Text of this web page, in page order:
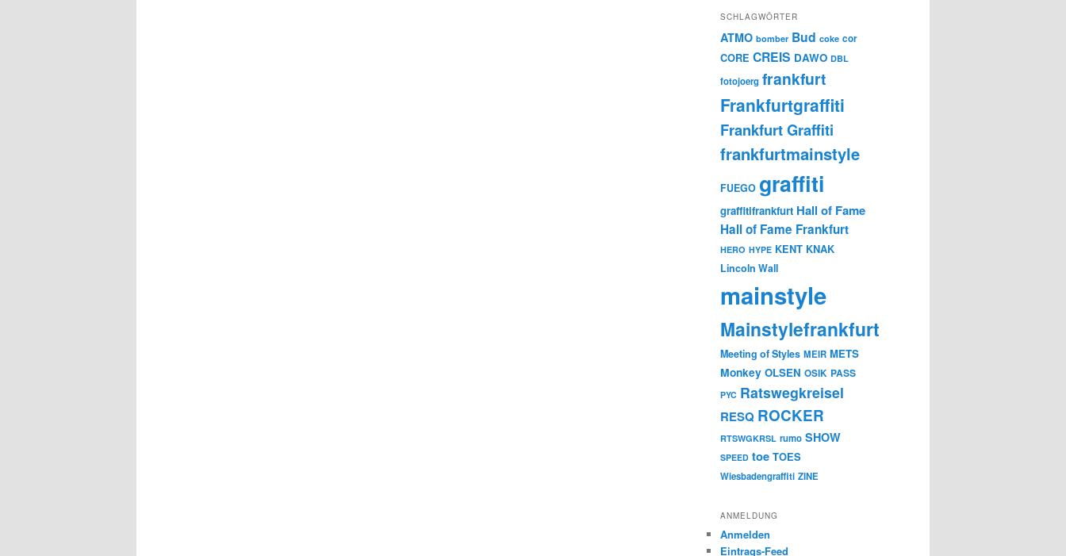
SCHLAGWÖRTER
ATMO bomber Bud coke cor
CORE CREIS DAWO DBL
fotojoerg frankfurt
Frankfurtgraffiti
Frankfurt Graffiti
frankfurtmainstyle
FUEGO graffiti
graffitifrankfurt Hall of Fame
Hall of Fame Frankfurt
HERO HYPE KENT KNAK
Lincoln Wall
mainstyle
Mainstylefrankfurt
Meeting of Styles MEIR METS
Monkey OLSEN OSIK PASS
PYC Ratswegkreisel
RESQ ROCKER
RTSWGKRSL rumo SHOW
SPEED toe TOES
Wiesbadengraffiti ZINE
ANMELDUNG
Anmelden
Eintrags-Feed